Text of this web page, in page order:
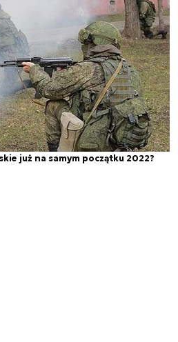
już na samym początku 2022?